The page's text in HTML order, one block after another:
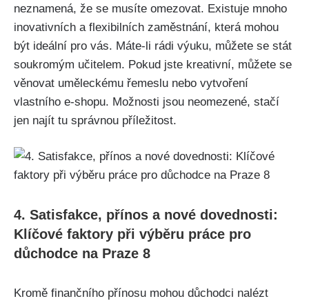
neznamená, že se musíte omezovat. Existuje mnoho
inovativních a flexibilních zaměstnání, která mohou
být ideální pro vás. Máte-li rádi výuku, můžete se stát
soukromým učitelem. Pokud jste kreativní, můžete se
věnovat uměleckému řemeslu nebo vytvoření
vlastního e-shopu. Možnosti jsou neomezené, stačí
jen najít tu správnou příležitost.
4. Satisfakce, přínos a nové dovednosti:
Klíčové faktory při výběru práce pro
důchodce na Praze 8
Kromě finančního přínosu mohou důchodci nalézt